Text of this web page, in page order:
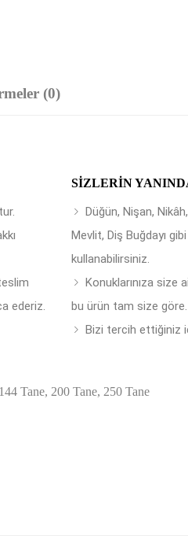
(0)
ederiz.
SIZLERIN
Düğün, Nişan,
Mevlit, Diş Buğdayı
kullanabilirsiniz.
Konuklarınıza size
bu ürün tam size göre.
Bizi tercih ettiğiniz
Tane, 200 Tane, 250 Tane